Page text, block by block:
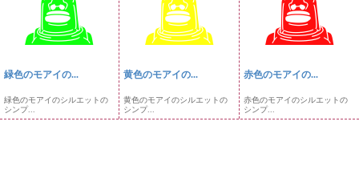
緑色のモアイの...
緑色のモアイのシルエットの
シンプ...
黄色のモアイの...
黄色のモアイのシルエットの
シンプ...
赤色のモアイの...
赤色のモアイのシルエットの
シンプ...